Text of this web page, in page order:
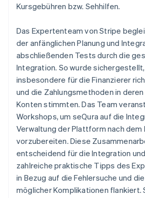
Kursgebühren bzw. Sehhilfen.
Das Expertenteam von Stripe
der anfänglichen Planung und
abschließenden Tests durch die
Integration. So wurde
insbesondere für die Finanzierer
und die Zahlungsmethoden in
Konten stimmten. Das Team
Workshops, um seQura auf die
Verwaltung der Plattform nach dem
vorzubereiten. Diese
entscheidend für die Integration
zahlreiche praktische Tipps des
in Bezug auf die Fehlersuche und
möglicher Komplikationen flankiert.